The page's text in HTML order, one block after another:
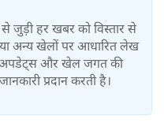
से जुड़ी हर खबर को विस्तार से
या अन्य खेलों पर आधारित लेख
अपडेट्स और खेल जगत की
प्रदान करती है।